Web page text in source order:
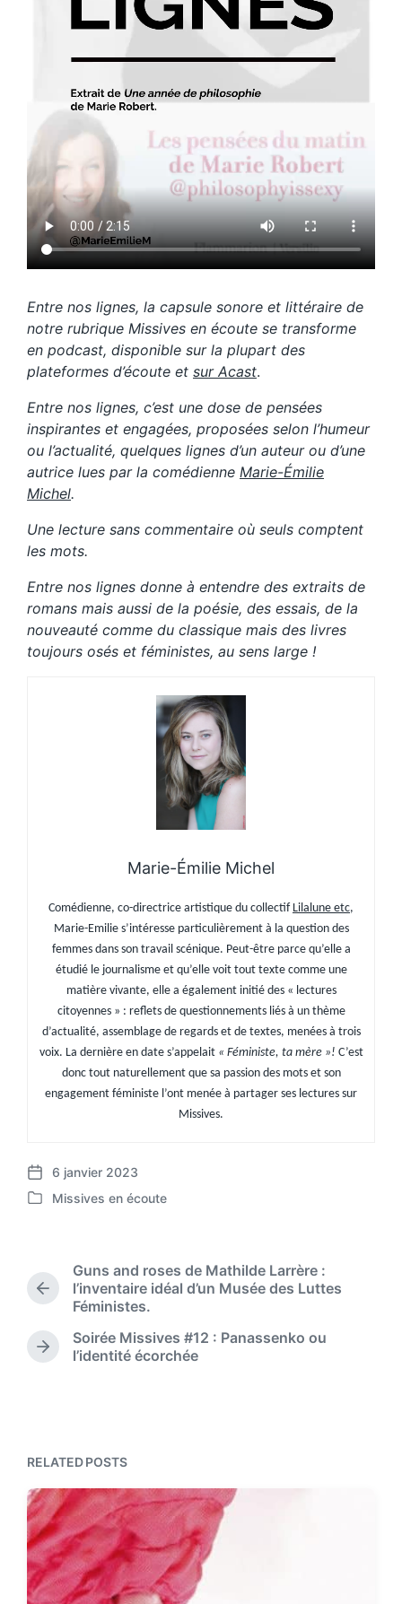
Entre nos lignes, la capsule sonore et littéraire de
notre rubrique Missives en écoute se transforme
en podcast, disponible sur la plupart des
plateformes d’écoute et sur Acast.
Entre nos lignes, c’est une dose de pensées
inspirantes et engagées, proposées selon l’humeur
ou l’actualité, quelques lignes d’un auteur ou d’une
autrice lues par la comédienne Marie-Émilie
Michel.
Une lecture sans commentaire où seuls comptent
les mots.
Entre nos lignes donne à entendre des extraits de
romans mais aussi de la poésie, des essais, de la
nouveauté comme du classique mais des livres
toujours osés et féministes, au sens large !
Marie-Émilie Michel
Comédienne, co-directrice artistique du collectif Lilalune etc,
Marie-Emilie s’intéresse particulièrement à la question des
femmes dans son travail scénique. Peut-être parce qu’elle a
étudié le journalisme et qu’elle voit tout texte comme une
matière vivante, elle a également initié des « lectures
citoyennes » : reflets de questionnements liés à un thème
d’actualité, assemblage de regards et de textes, menées à trois
voix. La dernière en date s’appelait « Féministe, ta mère »! C’est
donc tout naturellement que sa passion des mots et son
engagement féministe l’ont menée à partager ses lectures sur
Missives.
P
o
a
t
6 janvier 2023
P
e
d
n
Missives en écoute
P
e
v
i
o
t
:
Guns and roses de Mathilde Larrère :
l’inventaire idéal d’un Musée des Luttes
Féministes.
N
s
:
Soirée Missives #12 : Panassenko ou
l’identité écorchée
RELATED POSTS